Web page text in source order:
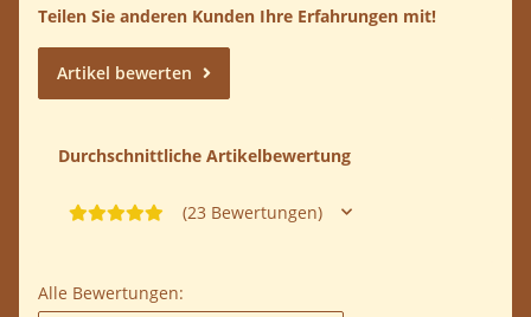
Durchschnittliche Artikelbewertung
(23 Bewertungen)
Teilen Sie anderen Kunden Ihre Erfahrungen mit!
Artikel bewerten
Alle Bewertungen: